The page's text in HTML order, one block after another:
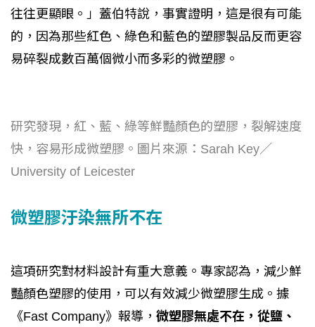
往往更顯眼。」蓋伯特說，事實證明，這是很有可能
的，因為那些紅色、綠色和藍色的塑膠製品反而更容
易碎裂成數百萬個微小而多彩的微塑膠。
研究發現，紅、藍、綠等鮮豔顏色的塑膠，裂解速度
快，容易形成微塑膠。圖片來源：Sarah Key／
University of Leicester
微塑膠汙染無所不在
這項研究對材料設計有重大意義。專家認為，減少鮮
豔顏色塑膠的使用，可以有效減少微塑膠生成。據
《Fast Company》報導， 微塑膠無處不在，從鹽、